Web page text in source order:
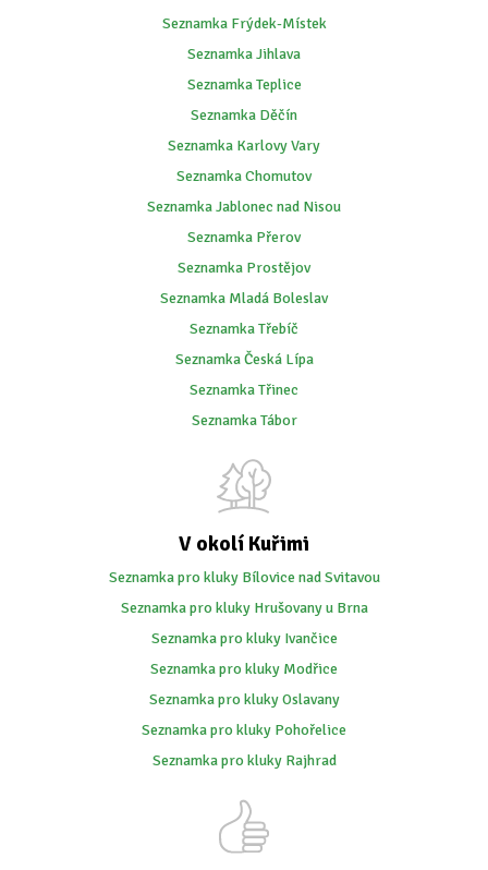
Seznamka Frýdek-Místek
Seznamka Jihlava
Seznamka Teplice
Seznamka Děčín
Seznamka Karlovy Vary
Seznamka Chomutov
Seznamka Jablonec nad Nisou
Seznamka Přerov
Seznamka Prostějov
Seznamka Mladá Boleslav
Seznamka Třebíč
Seznamka Česká Lípa
Seznamka Třinec
Seznamka Tábor
V okolí Kuřimi
Seznamka pro kluky Bílovice nad Svitavou
Seznamka pro kluky Hrušovany u Brna
Seznamka pro kluky Ivančice
Seznamka pro kluky Modřice
Seznamka pro kluky Oslavany
Seznamka pro kluky Pohořelice
Seznamka pro kluky Rajhrad